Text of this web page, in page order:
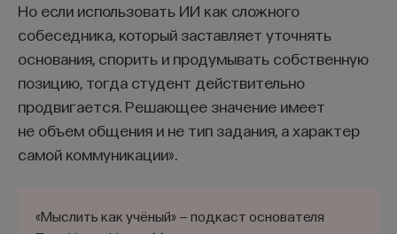
Но если использовать ИИ как сложного
собеседника, который заставляет уточнять
основания, спорить и продумывать собственную
позицию, тогда студент действительно
продвигается. Решающее значение имеет
не объем общения и не тип задания, а характер
самой коммуникации».
«Мыслить как учёный» — подкаст основателя